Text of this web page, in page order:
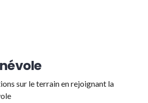
sur le terrain en rejoignant la